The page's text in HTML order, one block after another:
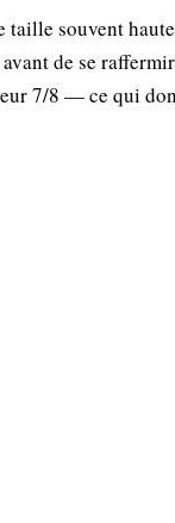
taille souvent
de se
7/8 — ce qui